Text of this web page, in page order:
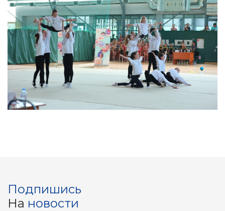
Подпишись
На новости